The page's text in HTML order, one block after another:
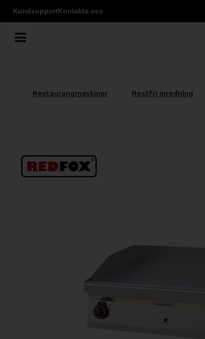
KundsupportKontakta oss
Restaurangmaskiner Rostfri inredning